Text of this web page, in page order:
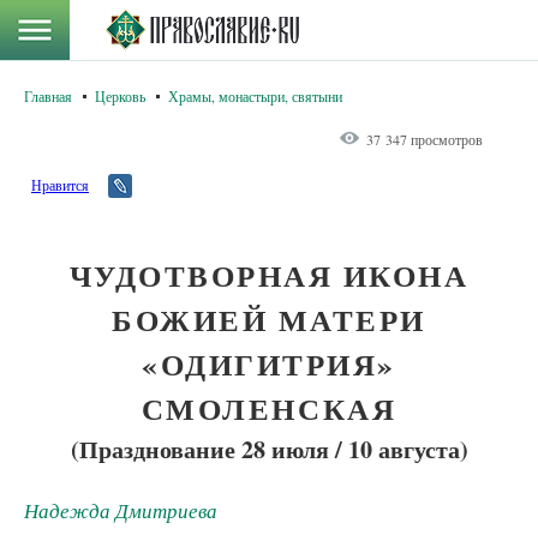
Главная Церковь Храмы, монастыри, святыни
37 347 просмотров
Нравится
ЧУДОТВОРНАЯ ИКОНА
БОЖИЕЙ МАТЕРИ
«ОДИГИТРИЯ»
СМОЛЕНСКАЯ
(Празднование 28 июля / 10 августа)
Надежда Дмитриева